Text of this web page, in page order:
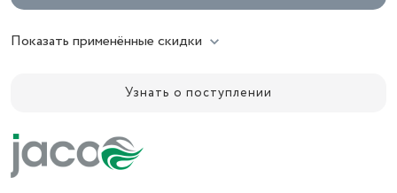
Показать применённые скидки
Узнать о поступлении